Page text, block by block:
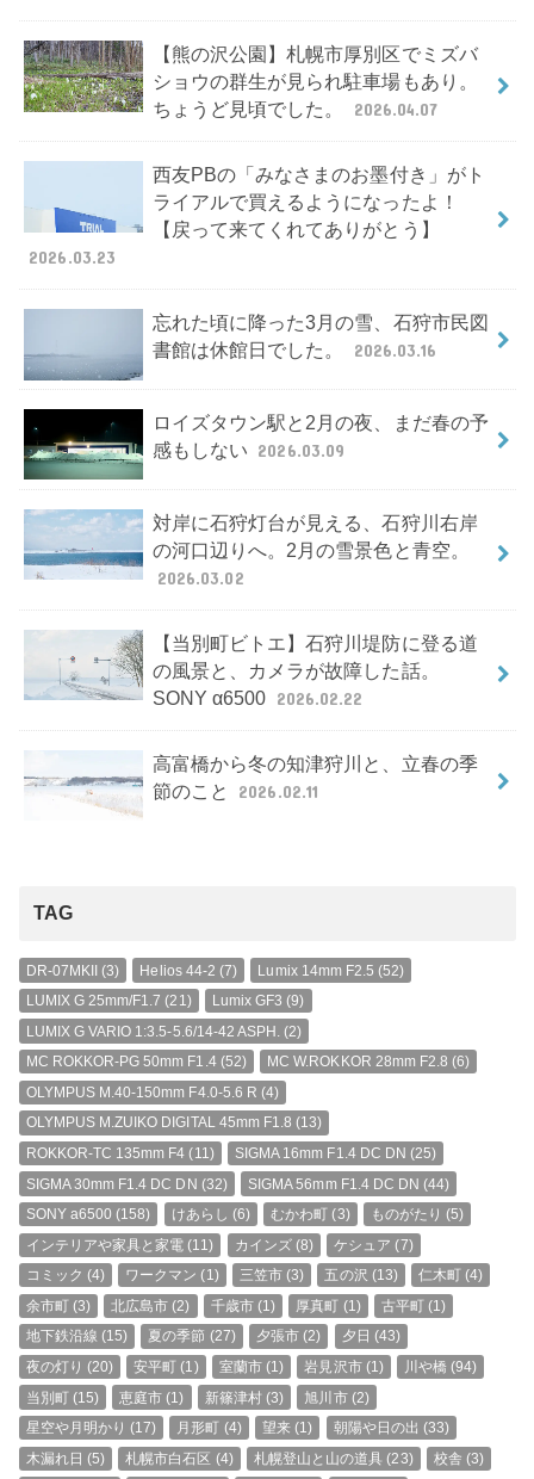
【熊の沢公園】札幌市厚別区でミズバ
ショウの群生が見られ駐車場もあり。
ちょうど見頃でした。
2026.04.07
西友PBの「みなさまのお墨付き」がト
ライアルで買えるようになったよ！
【戻って来てくれてありがとう】
2026.03.23
忘れた頃に降った3月の雪、石狩市民図
書館は休館日でした。
2026.03.16
ロイズタウン駅と2月の夜、まだ春の予
感もしない 2026.03.09
対岸に石狩灯台が見える、石狩川右岸
の河口辺りへ。2月の雪景色と青空。
2026.03.02
【当別町ビトエ】石狩川堤防に登る道
の風景と、カメラが故障した話。
SONY α6500 2026.02.22
高富橋から冬の知津狩川と、立春の季
節のこと
2026.02.11
TAG
DR-07MKII(3) Helios 44-2 (7) Lumix 14mm F2.5 (52)
LUMIX G 25mm/F1.7 (21) Lumix GF3 (9)
LUMIX G VARIO 1:3.5-5.6/14-42 ASPH. (2)
MC ROKKOR-PG 50mm F1.4(52) MC W.ROKKOR 28mm F2.8 (6)
OLYMPUS M.40-150mm F4.0-5.6 R (4)
OLYMPUS M.ZUIKO DIGITAL 45mm F1.8 (13)
ROKKOR-TC 135mm F4 (11) SIGMA 16mm F1.4 DC DN (25)
SIGMA 30mm F1.4 DC DN (32) SIGMA 56mm F1.4 DC DN (44)
SONY a6500 (158) けあらし (6) むかわ町 (3) ものがたり (5)
インテリアや家具と家電 (11) カインズ(8) ケシュア (7)
コミック (4) ワークマン (1) 三笠市 (3) 五の沢 (13) 仁木町 (4)
余市町(3) 北広島市 (2) 千歳市(1) 厚真町 (1) 古平町 (1)
地下鉄沿線 (15) 夏の季節 (27) 夕張市 (2) 夕日 (43)
夜の灯り (20) 安平町 (1) 室蘭市(1) 岩見沢市(1) 川や橋 (94)
当別町(15) 恵庭市 (1) 新篠津村(3) 旭川市(2)
星空や月明かり (17) 月形町 (4) 望来 (1) 朝陽や日の出 (33)
木漏れ日 (5) 札幌市白石区 (4) 札幌登山と山の道具 (23) 校舎 (3)